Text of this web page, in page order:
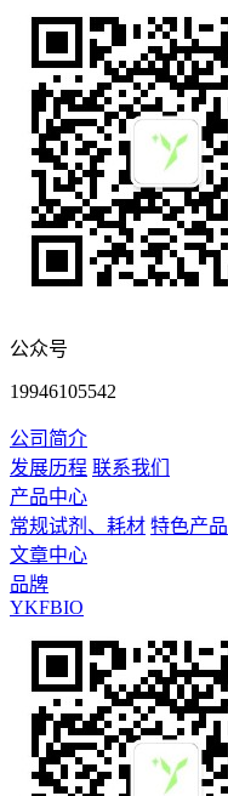
公众号
19946105542
公司简介
发展历程 联系我们
产品中心
常规试剂、耗材 特色产品
文章中心
品牌
YKFBIO